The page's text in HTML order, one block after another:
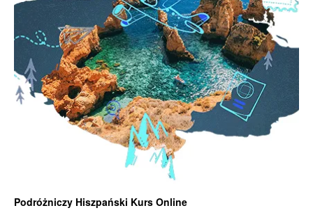
Podróżniczy Hiszpański Kurs Online